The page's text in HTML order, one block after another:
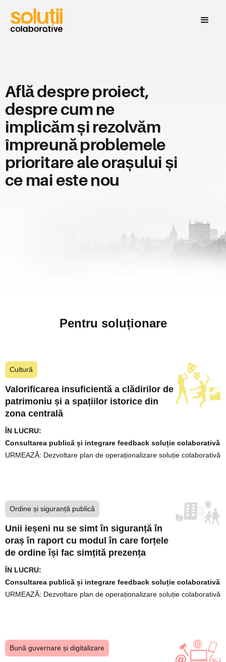
Află despre proiect,
despre cum ne
implicăm și rezolvăm
împreună problemele
prioritare ale orașului și
ce mai este nou
Pentru soluționare
Cultură
Valorificarea insuficientă a clădirilor de
patrimoniu și a spațiilor istorice din
zona centrală
ÎN LUCRU:
Consultarea publică și integrare feedback soluție colaborativă
URMEAZĂ: Dezvoltare plan de operaționalizare soluție colaborativă
Ordine și siguranță publică
Unii ieșeni nu se simt în siguranță în
oraș în raport cu modul în care forțele
de ordine își fac simțită prezența
ÎN LUCRU:
Consultarea publică și integrare feedback soluție colaborativă
URMEAZĂ: Dezvoltare plan de operaționalizare soluție colaborativă
Bună guvernare și digitalizare